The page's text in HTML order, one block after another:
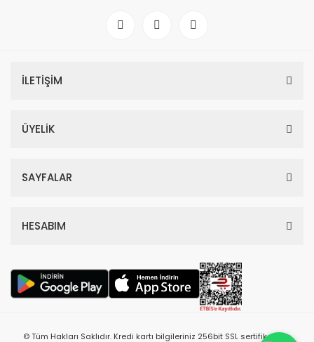
İLETİŞİM
ÜYELİK
SAYFALAR
HESABIM
© Tüm Hakları Saklıdır. Kredi kartı bilgileriniz 256bit SSL sertifikası ile